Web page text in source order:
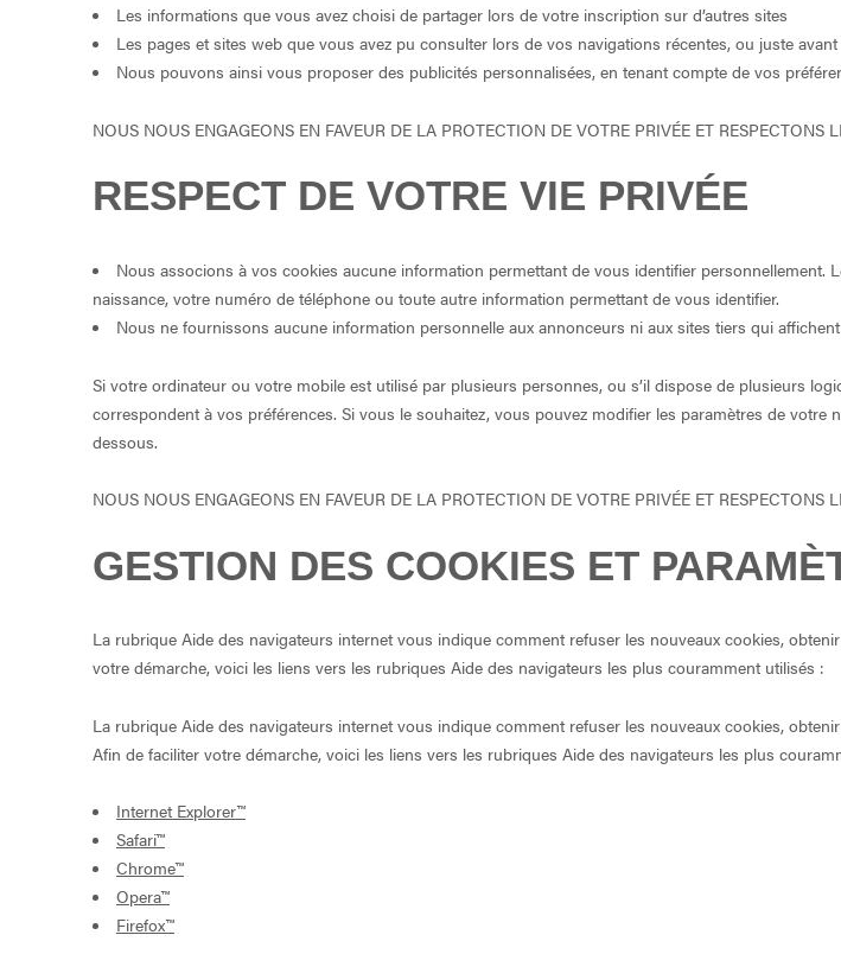
Les informations que vous avez choisi de partager lors de votre inscription sur d’autres sites
Les pages et sites web que vous avez pu consulter lors de vos navigations récentes, ou juste avant
Nous pouvons ainsi vous proposer des publicités personnalisées, en tenant compte de vos
NOUS NOUS ENGAGEONS EN FAVEUR DE LA PROTECTION DE VOTRE PRIVÉE ET RESPECTONS
RESPECT DE VOTRE VIE PRIVÉE
Nous associons à vos cookies aucune information permettant de vous identifier
naissance, votre numéro de téléphone ou toute autre information permettant de vous identifier.
Nous ne fournissons aucune information personnelle aux annonceurs ni aux sites tiers qui
Si votre ordinateur ou votre mobile est utilisé par plusieurs personnes, ou s’il dispose de plusieurs
correspondent à vos préférences. Si vous le souhaitez, vous pouvez modifier les paramètres de
dessous.
NOUS NOUS ENGAGEONS EN FAVEUR DE LA PROTECTION DE VOTRE PRIVÉE ET RESPECTONS
GESTION DES COOKIES ET
La rubrique Aide des navigateurs internet vous indique comment refuser les nouveaux cookies,
votre démarche, voici les liens vers les rubriques Aide des navigateurs les plus couramment utilisés :
La rubrique Aide des navigateurs internet vous indique comment refuser les nouveaux cookies,
Afin de faciliter votre démarche, voici les liens vers les rubriques Aide des navigateurs les plus
Internet Explorer™
Safari™
Chrome™
Opera™
Firefox™